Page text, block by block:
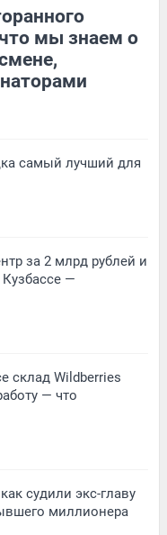
мы знаем о
самый лучший для
за 2 млрд рублей и
Кузбассе —
склад Wildberries
— что
судили экс-главу
миллионера